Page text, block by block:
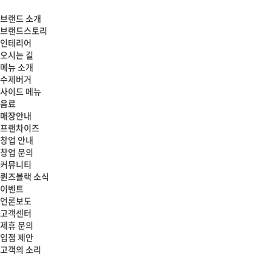
브랜드 소개
브랜드스토리
인테리어
오시는 길
메뉴 소개
수제버거
사이드 메뉴
음료
매장안내
프랜차이즈
창업 안내
창업 문의
커뮤니티
퀸즈블랙 소식
이벤트
언론보도
고객센터
제휴 문의
입점 제안
고객의 소리